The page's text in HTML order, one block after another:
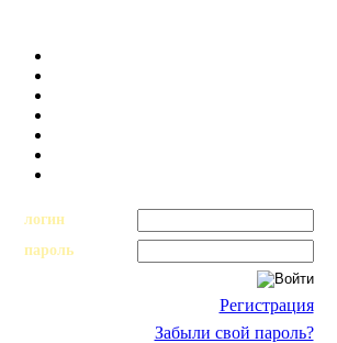
логин
пароль
Регистрация
Забыли свой пароль?